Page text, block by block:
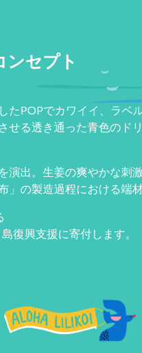
ンセプト
たPOPでカワイイ、ラベ
せる透き通った青色のドリ
演出。生姜の爽やかな刺
」の製造過程における端
復興支援に寄付します。